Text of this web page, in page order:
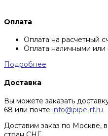
Оплата
Оплата на расчетный
Оплата наличными
Подробнее
Доставка
Вы можете заказать
68 или почте info@pipe-rf.ru
Доставим заказ по Москве,